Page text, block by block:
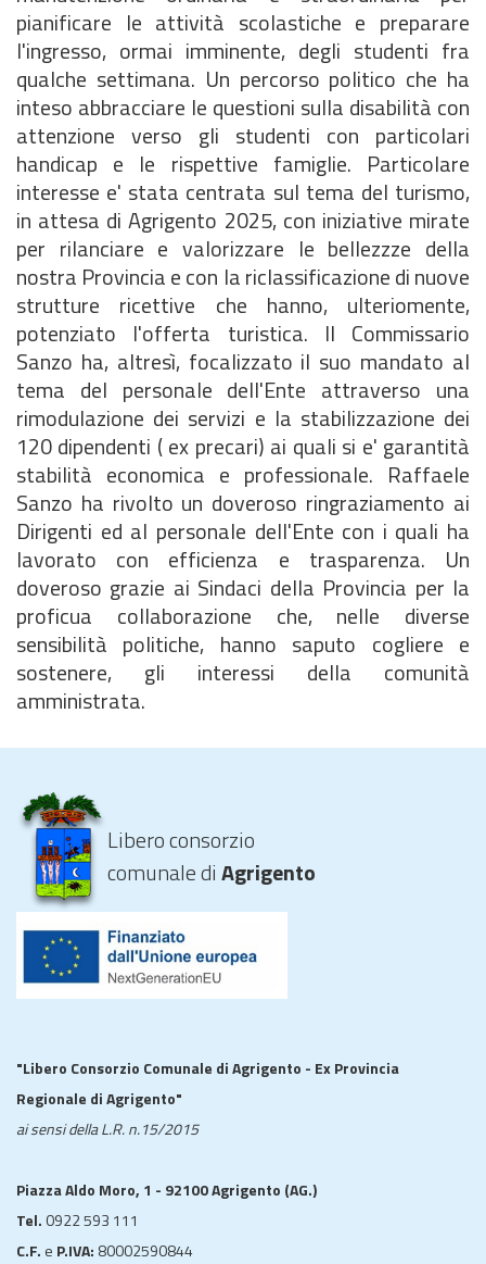
pianificare le attività scolastiche e preparare
l'ingresso, ormai imminente, degli studenti fra
qualche settimana. Un percorso politico che ha
inteso abbracciare le questioni sulla disabilità con
attenzione verso gli studenti con particolari
handicap e le rispettive famiglie. Particolare
interesse e' stata centrata sul tema del turismo,
in attesa di Agrigento 2025, con iniziative mirate
per rilanciare e valorizzare le bellezzze della
nostra Provincia e con la riclassificazione di nuove
strutture ricettive che hanno, ulteriomente,
potenziato l'offerta turistica. Il Commissario
Sanzo ha, altresì, focalizzato il suo mandato al
tema del personale dell'Ente attraverso una
rimodulazione dei servizi e la stabilizzazione dei
120 dipendenti ( ex precari) ai quali si e' garantità
stabilità economica e professionale. Raffaele
Sanzo ha rivolto un doveroso ringraziamento ai
Dirigenti ed al personale dell'Ente con i quali ha
lavorato con efficienza e trasparenza. Un
doveroso grazie ai Sindaci della Provincia per la
proficua collaborazione che, nelle diverse
sensibilità politiche, hanno saputo cogliere e
sostenere, gli interessi della comunità
amministrata.
Libero consorzio
comunale diAgrigento
"Libero Consorzio Comunale di Agrigento - Ex Provincia
Regionale di Agrigento"
ai sensi della L.R. n.15/2015
Piazza Aldo Moro, 1 - 92100 Agrigento (AG.)
Tel. 0922 593 111
C.F. e P.IVA: 80002590844